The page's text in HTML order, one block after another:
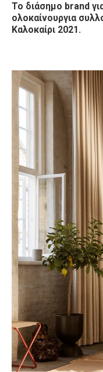
Το διάσημο brand
ολοκαίνουργια
Καλοκαίρι 2021.